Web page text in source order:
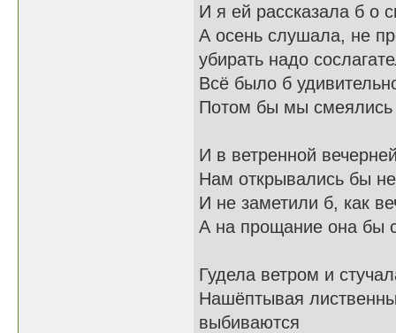
И я ей рассказала б о
А осень слушала, не
убирать надо
Всё было б
Потом бы мы
И в ветренной
Нам открывались бы
И не заметили б, как
А на прощание она бы
Гудела ветром и
Нашёптывая
выбиваются